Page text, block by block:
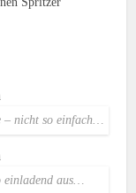
– nicht so einfach…
einladend aus…